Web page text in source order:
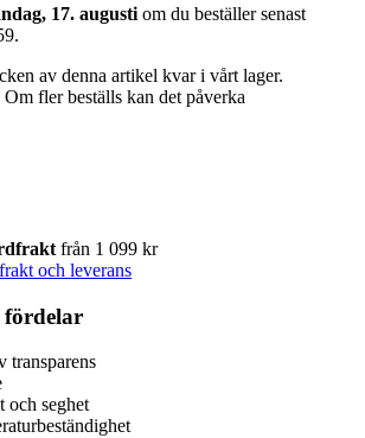
17. augusti om du beställer senast
.
av denna artikel kvar i vårt lager.
fler beställs kan det påverka
från 1 099 kr
och leverans
fördelar
transparens
och seghet